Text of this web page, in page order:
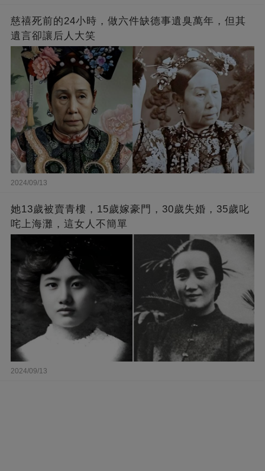
慈禧死前的24小時，做六件缺德事遺臭萬年，但其
遺言卻讓后人大笑
2024/09/13
她13歲被賣青樓，15歲嫁豪門，30歲失婚，35歲叱
咤上海灘，這女人不簡單
2024/09/13